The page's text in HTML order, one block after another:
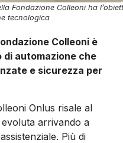
Fondazione Colleoni ha
tecnologica
Colleoni è
automazione che
e sicurezza per
Onlus risale al
arrivando a
Più di